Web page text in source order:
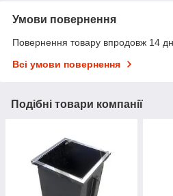
Умови повернення
Повернення товару впродовж 14
Всі умови повернення
Подібні товари компанії